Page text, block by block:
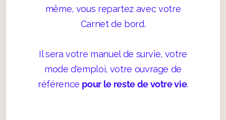
même, vous repartez avec votre
Carnet de bord.
Il sera votre manuel de survie, votre
mode d'emploi, votre ouvrage de
référence pour le reste de votre vie.